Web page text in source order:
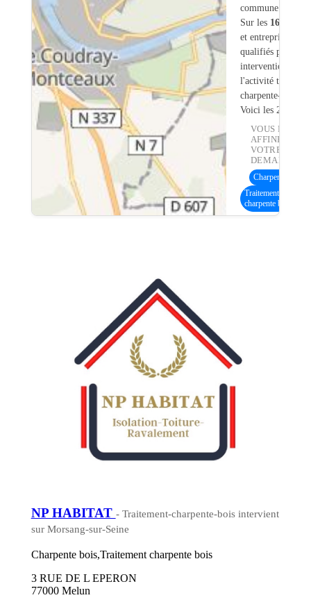
commune.
Sur les 164
et entreprises
qualifiés pour une
intervention sur
l'activité
charpente-bois.
Voici les 20
VOUS
AFFINER
VOTRE
DEMANDE :
Charpente bois
Traitement
charpente bois
NP HABITAT - Traitement-charpente-bois intervient
sur Morsang-sur-Seine
Charpente bois,Traitement charpente bois
3 RUE DE L EPERON
77000 Melun